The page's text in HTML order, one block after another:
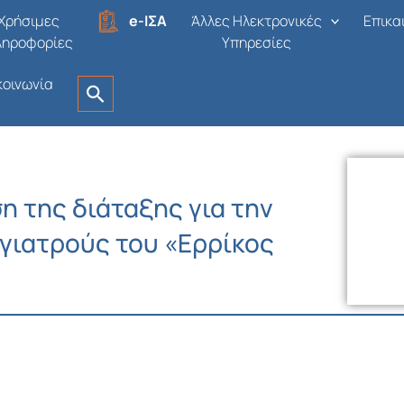
e-ΙΣΑ
Άλλες Ηλεκτρονικές
Υπηρεσίες
της διάταξης για την
του «Ερρίκος